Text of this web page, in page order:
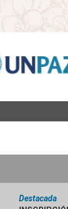
Destacada